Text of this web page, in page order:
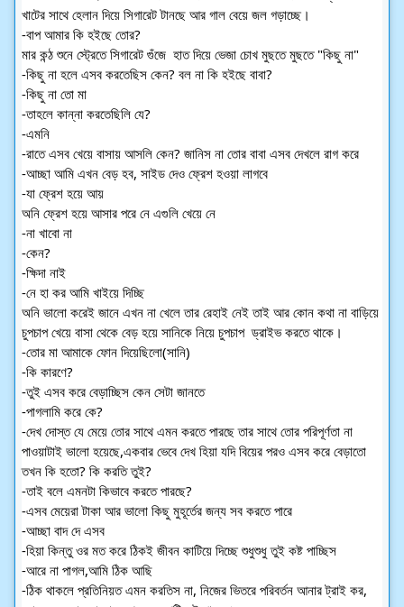
খাটের সাথে হেলান দিয়ে সিগারেট টানছে আর গাল বেয়ে জল গড়াচ্ছে।
-বাপ আমার কি হইছে তোর?
মার কন্ঠ শুনে স্ট্রেতে সিগারেট গুঁজে  হাত দিয়ে ভেজা চোখ মুছতে মুছতে "কিছু না"
-কিছু না হলে এসব করতেছিস কেন? বল না কি হইছে বাবা?
-কিছু না তো মা
-তাহলে কান্না করতেছিলি যে?
-এমনি
-রাতে এসব খেয়ে বাসায় আসলি কেন? জানিস না তোর বাবা এসব দেখলে রাগ করে
-আচ্ছা আমি এখন বেড় হব, সাইড দেও ফ্রেশ হওয়া লাগবে
-যা ফ্রেশ হয়ে আয়
অনি ফ্রেশ হয়ে আসার পরে নে এগুলি খেয়ে নে
-না খাবো না
-কেন?
-ক্ষিদা নাই
-নে হা কর আমি খাইয়ে দিচ্ছি
অনি ভালো করেই জানে এখন না খেলে তার রেহাই নেই তাই আর কোন কথা না বাড়িয়ে
চুপচাপ খেয়ে বাসা থেকে বেড় হয়ে সানিকে নিয়ে চুপচাপ  ড্রাইভ করতে থাকে।
-তোর মা আমাকে ফোন দিয়েছিলো(সানি)
-কি কারণে?
-তুই এসব করে বেড়াচ্ছিস কেন সেটা জানতে
-পাগলামি করে কে?
-দেখ দোস্ত যে মেয়ে তোর সাথে এমন করতে পারছে তার সাথে তোর পরিপূর্ণতা না
পাওয়াটাই ভালো হয়েছে,একবার ভেবে দেখ হিয়া যদি বিয়ের পরও এসব করে বেড়াতো
তখন কি হতো? কি করতি তুই?
-তাই বলে এমনটা কিভাবে করতে পারছে?
-এসব মেয়েরা টাকা আর ভালো কিছু মুহূর্তের জন্য সব করতে পারে
-আচ্ছা বাদ দে এসব
-হিয়া কিন্তু ওর মত করে ঠিকই জীবন কাটিয়ে দিচ্ছে শুধুশুধু তুই কষ্ট পাচ্ছিস
-আরে না পাগল,আমি ঠিক আছি
-ঠিক থাকলে প্রতিনিয়ত এমন করতিস না, নিজের ভিতরে পরিবর্তন আনার ট্রাই কর,